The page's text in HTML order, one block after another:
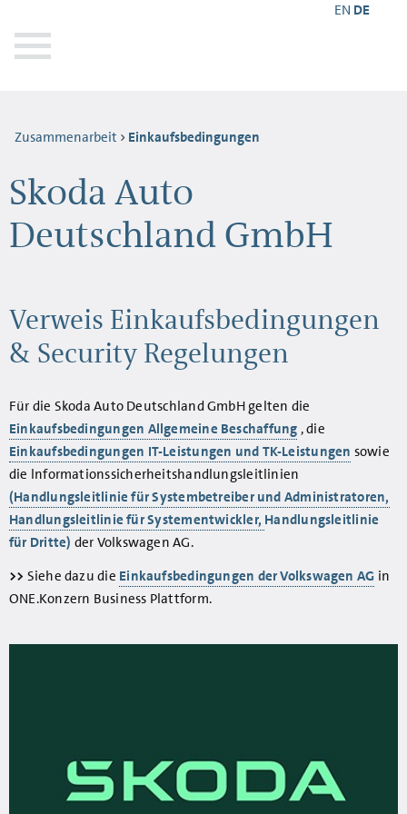
EN DE
Zusammenarbeit Einkaufsbedingungen
Skoda Auto
Deutschland GmbH
Verweis Einkaufsbedingungen
& Security Regelungen
Für die Skoda Auto Deutschland GmbH gelten die
Einkaufsbedingungen Allgemeine Beschaffung , die
Einkaufsbedingungen IT-Leistungen und TK-Leistungen sowie
die lnformationssicherheitshandlungsleitlinien
(Handlungsleitlinie für Systembetreiber und Administratoren,
Handlungsleitlinie für Systementwickler, Handlungsleitlinie
für Dritte) der Volkswagen AG.
>> Siehe dazu die Einkaufsbedingungen der Volkswagen AG in
ONE.Konzern Business Plattform.